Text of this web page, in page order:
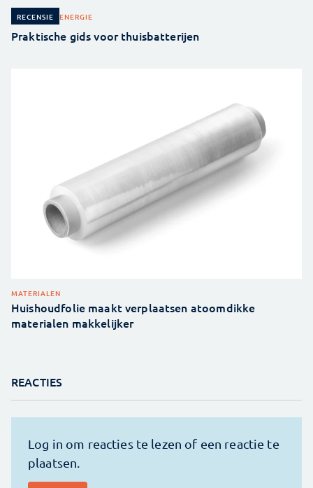
RECENSIE ENERGIE
Praktische gids voor thuisbatterijen
MATERIALEN
Huishoudfolie maakt verplaatsen atoomdikke
materialen makkelijker
REACTIES